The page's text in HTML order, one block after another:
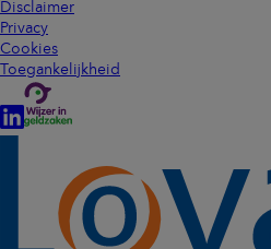
Disclaimer
Privacy
Cookies
Toegankelijkheid